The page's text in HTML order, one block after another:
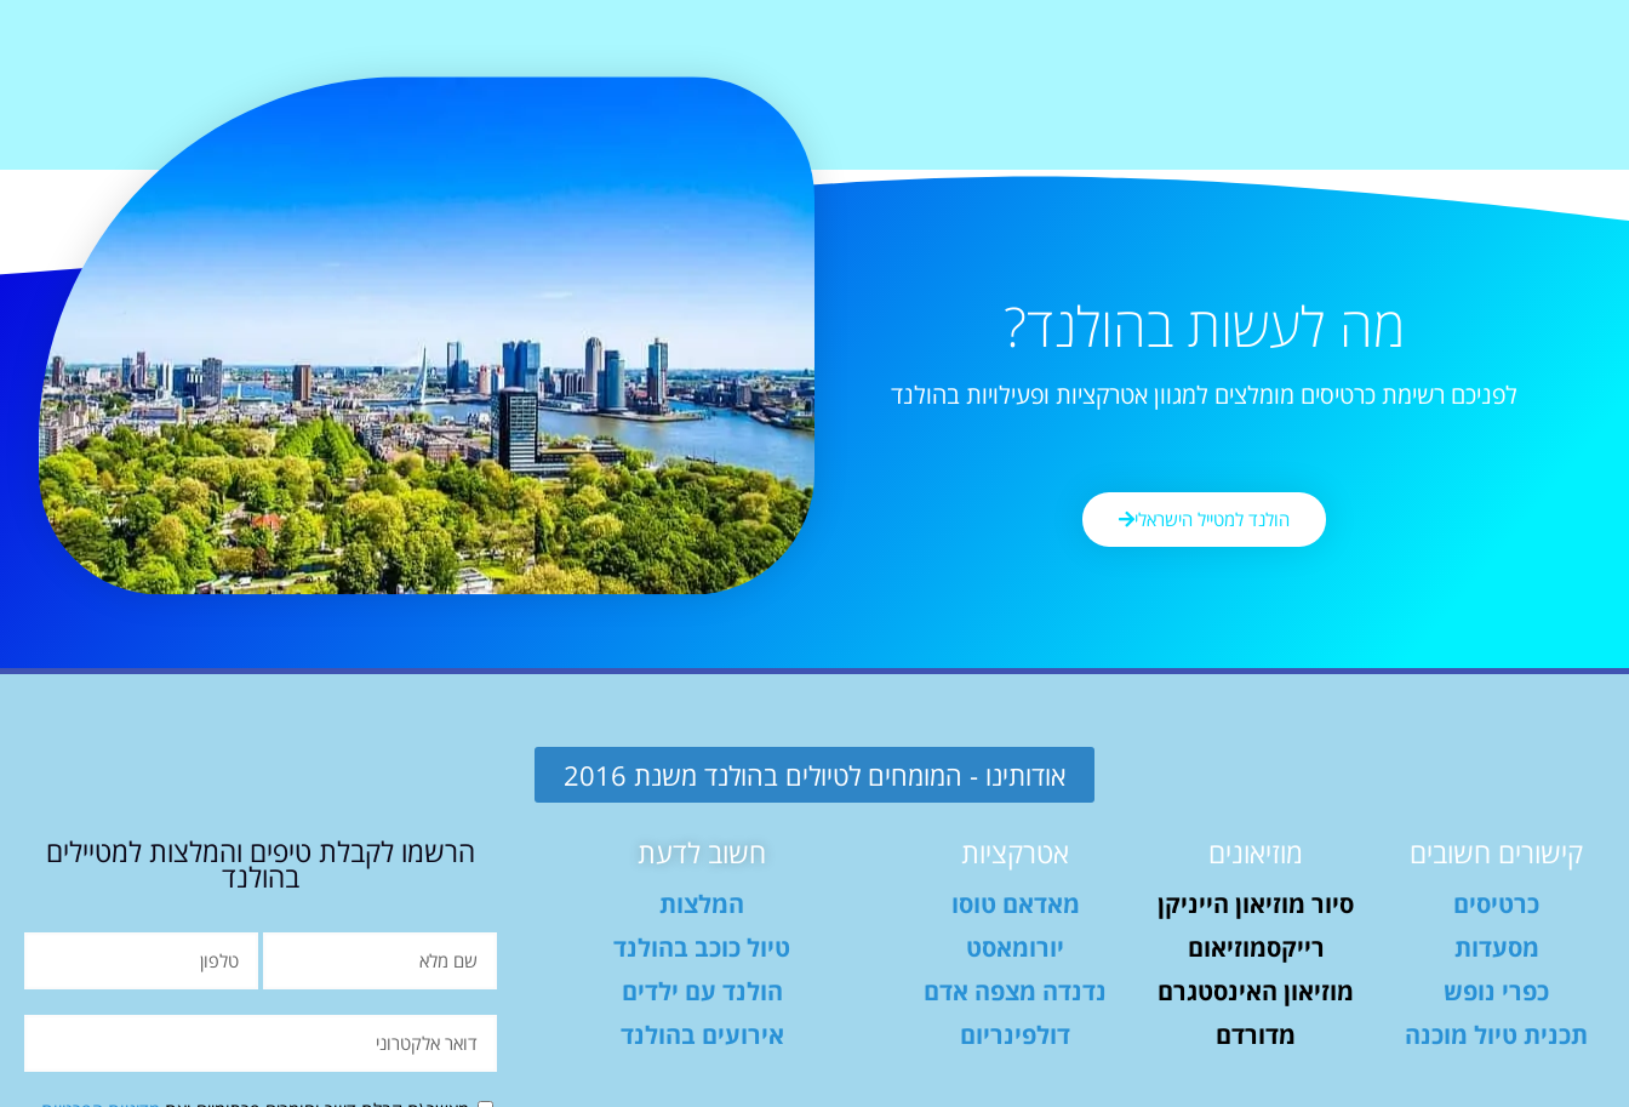
מה לעשות בהולנד?
לפניכם רשימת כרטיסים מומלצים למגוון אטרקציות ופעילויות בהולנד
הולנד למטייל הישראלי
אודותינו - המומחים לטיולים בהולנד משנת 2016
קישורים חשובים
כרטיסים
מסעדות
כפרי נופש
תכנית טיול מוכנה
מוזיאונים
סיור מוזיאון הייניקן
רייקסמוזיאום
מוזיאון האינסטגרם
מדורדם
אטרקציות
מאדאם טוסו
יורומאסט
נדנדה מצפה אדם
דולפינריום
חשוב לדעת
המלצות
טיול כוכב בהולנד
הולנד עם ילדים
אירועים בהולנד
הרשמו לקבלת טיפים והמלצות למטיילים
בהולנד